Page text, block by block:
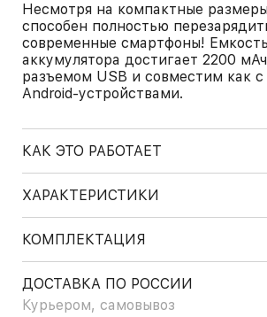
Несмотря на компактные
способен полностью
современные смартфоны!
аккумулятора достигает 2200
разъемом USB и совместим как с
Android-устройствами.
КАК ЭТО РАБОТАЕТ
ХАРАКТЕРИСТИКИ
КОМПЛЕКТАЦИЯ
ДОСТАВКА ПО РОССИИ
Курьером, самовывоз